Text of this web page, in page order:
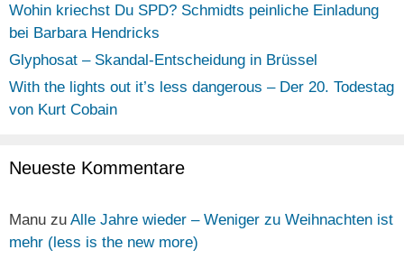
Wohin kriechst Du SPD? Schmidts peinliche Einladung
bei Barbara Hendricks
Glyphosat – Skandal-Entscheidung in Brüssel
With the lights out it’s less dangerous – Der 20. Todestag
von Kurt Cobain
Neueste Kommentare
Manu zu Alle Jahre wieder – Weniger zu Weihnachten ist
mehr (less is the new more)